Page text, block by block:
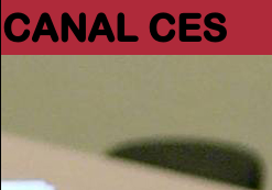
CANAL CES